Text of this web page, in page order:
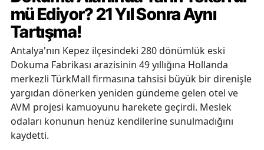
mü Ediyor? 21 Yıl Sonra Aynı
Tartışma!
Antalya'nın Kepez ilçesindeki 280 dönümlük eski
Dokuma Fabrikası arazisinin 49 yıllığına Hollanda
merkezli TürkMall firmasına tahsisi büyük bir direnişle
yargıdan dönerken yeniden gündeme gelen otel ve
AVM projesi kamuoyunu harekete geçirdi. Meslek
odaları konunun henüz kendilerine sunulmadığını
kaydetti.